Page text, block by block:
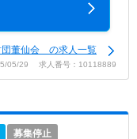
団董仙会 の求人一覧
05/29 求人番号：10118889
募集停止